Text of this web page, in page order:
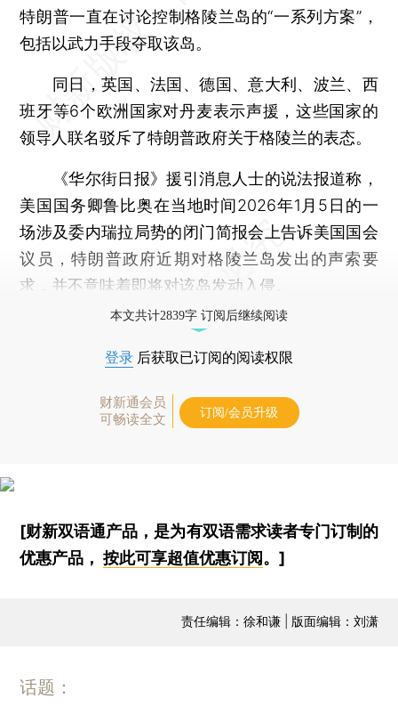
特朗普一直在讨论控制格陵兰岛的“一系列方案”，
包括以武力手段夺取该岛。
同日，英国、法国、德国、意大利、波兰、西
班牙等6个欧洲国家对丹麦表示声援，这些国家的
领导人联名驳斥了特朗普政府关于格陵兰的表态。
《华尔街日报》援引消息人士的说法报道称，
美国国务卿鲁比奥在当地时间2026年1月5日的一
场涉及委内瑞拉局势的闭门简报会上告诉美国国会
议员，特朗普政府近期对格陵兰岛发出的声索要
求，并不意味着即将对该岛发动入侵。
本文共计2839字 订阅后继续阅读
登录 后获取已订阅的阅读权限
财新通会员
可畅读全文
订阅/会员升级
[财新双语通产品，是为有双语需求读者专门订制的
优惠产品，按此可享超值优惠订阅。]
责任编辑：徐和谦 | 版面编辑：刘潇
话题：